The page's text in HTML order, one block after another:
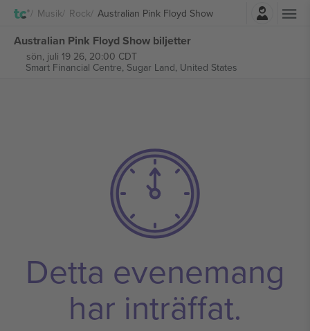
Musik Rock Australian Pink Floyd Show
Logga in
Australian Pink Floyd Show biljetter
sön, juli 19 26, 20:00 CDT
Smart Financial Centre, Sugar Land, United States
Detta evenemang
har inträffat.